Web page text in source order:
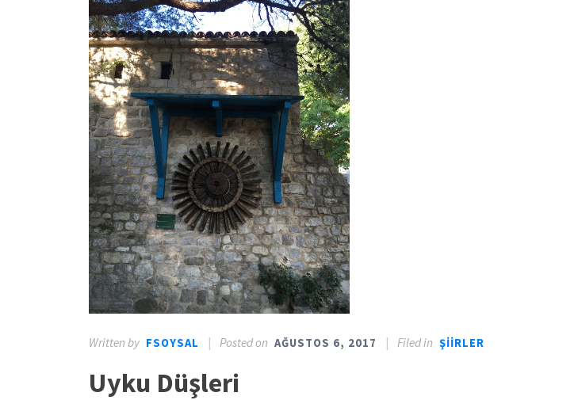
Written by FSOYSAL | Posted on AĞUSTOS 6, 2017 | Filed in ŞIIRLER
Uyku Düşleri